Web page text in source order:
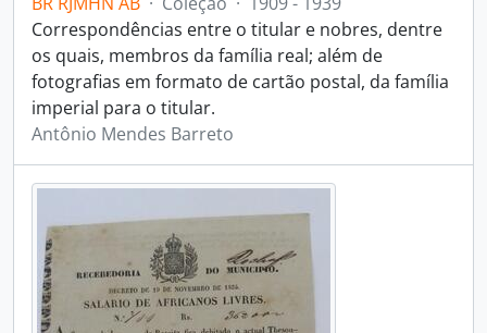
Correspondências entre o titular e nobres, dentre
os quais, membros da família real; além de
fotografias em formato de cartão postal, da família
imperial para o titular.
Antônio Mendes Barreto